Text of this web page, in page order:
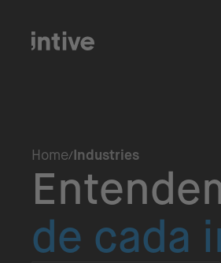
Home Industries
de cada